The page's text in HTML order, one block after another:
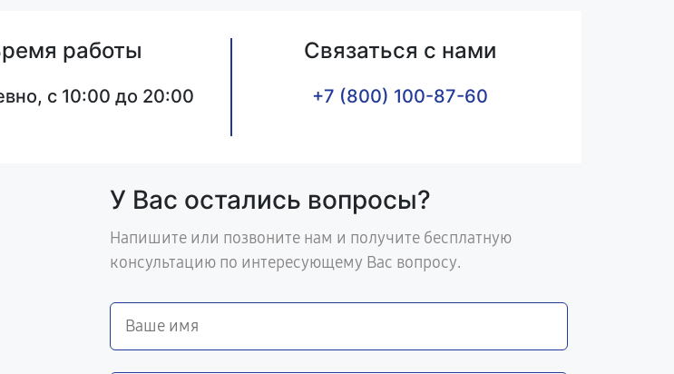
работы
с 10:00 до 20:00
Связаться с нами
+7 (800) 100-87-60
У Вас остались вопросы?
Напишите или позвоните нам и получите бесплатную
консультацию по интересующему Вас вопросу.